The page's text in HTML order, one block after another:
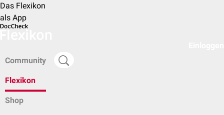
Das Flexikon
als App
Community
Flexikon
Shop